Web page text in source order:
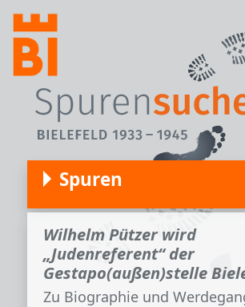
Direkt zum Inhalt
Spuren
Wilhelm Pützer wird
„Judenreferent“ der
Gestapo(außen)stelle
Zu Biographie und